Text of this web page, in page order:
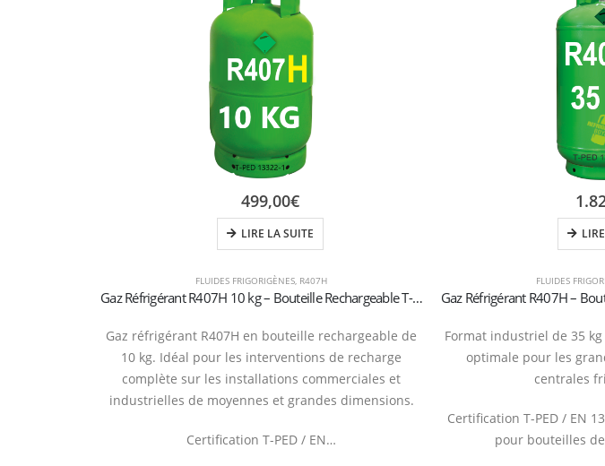
FLUIDES FRIGORIGÈNES R407H
Gaz Réfrigérant R407H 10 kg – Bouteille Rechargeable T-PED – Vanne 1/4″ SAE
Gaz réfrigérant R407H en bouteille rechargeable de
10 kg. Idéal pour les interventions de recharge
complète sur les installations commerciales et
industrielles de moyennes et grandes dimensions.
Certification T-PED / EN…
499,00€
LIRE LA SUITE
FLUIDES
Format industriel de 35
optimale pour les
centrales
Certification T-PED / EN
pour bouteilles